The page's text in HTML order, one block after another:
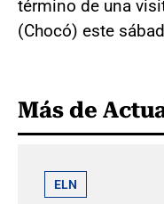
término de una
(Chocó) este
Más de
ELN